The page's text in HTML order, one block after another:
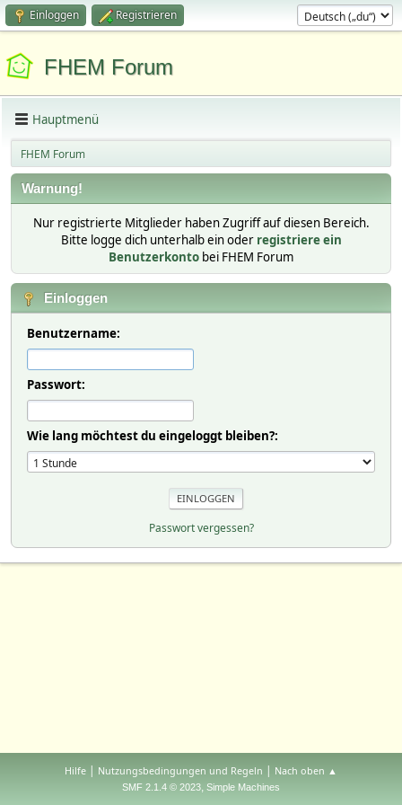
Einloggen Registrieren
FHEM Forum
Hauptmenü
FHEM Forum
Warnung!
Nur registrierte Mitglieder haben Zugriff auf diesen Bereich.
Bitte logge dich unterhalb ein oder registriere ein
Benutzerkonto bei FHEM Forum
Einloggen
Benutzername:
Passwort:
Wie lang möchtest du eingeloggt bleiben?:
Passwort vergessen?
Hilfe | Nutzungsbedingungen und Regeln | Nach oben ▲
SMF 2.1.4 © 2023, Simple Machines